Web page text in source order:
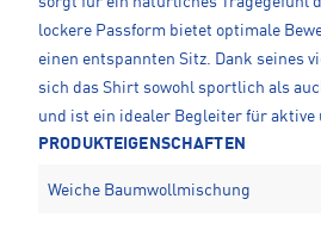
lockere Passform bietet optimale
einen entspannten Sitz. Dank seines
sich das Shirt sowohl sportlich als
und ist ein idealer Begleiter für aktive
PRODUKTEIGENSCHAFTEN
Weiche Baumwollmischung